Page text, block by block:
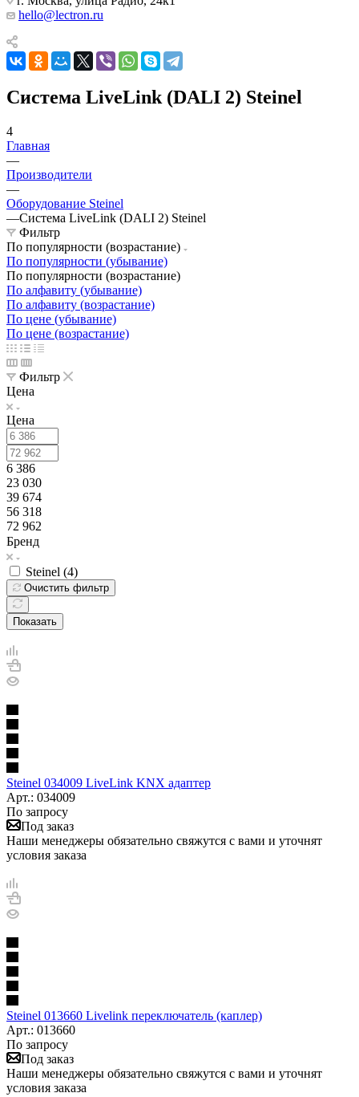
hello@lectron.ru
Система LiveLink (DALI 2) Steinel
4
Главная
—
Производители
—
Оборудование Steinel
—Система LiveLink (DALI 2) Steinel
Фильтр
По популярности (возрастание)
По популярности (убывание)
По популярности (возрастание)
По алфавиту (убывание)
По алфавиту (возрастание)
По цене (убывание)
По цене (возрастание)
Фильтр
Цена
Цена
6 386
23 030
39 674
56 318
72 962
Бренд
Steinel (4)
Очистить фильтр
Показать
Steinel 034009 LiveLink KNX адаптер
Арт.: 034009
По запросу
Под заказ
Наши менеджеры обязательно свяжутся с вами и уточнят
условия заказа
Steinel 013660 Livelink переключатель (каплер)
Арт.: 013660
По запросу
Под заказ
Наши менеджеры обязательно свяжутся с вами и уточнят
условия заказа